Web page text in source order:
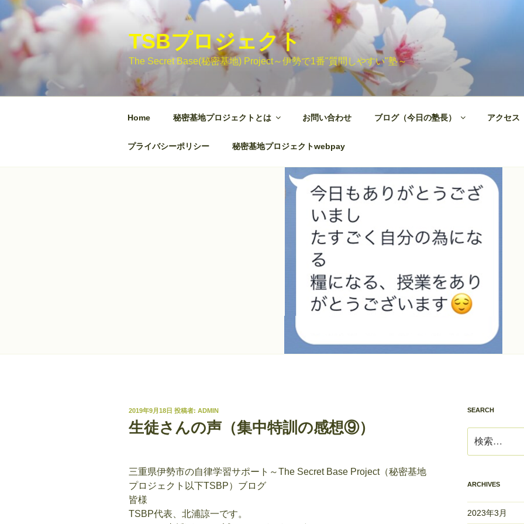
ン
テ
TSBプロジェクト
The Secret Base(秘密基地) Project～伊勢で1番"質問しやすい"塾～
Home 秘密基地プロジェクトとは お問い合わせ ブログ（今日の塾長） アクセス
プライバシーポリシー 秘密基地プロジェクトwebpay
投
稿
日:
2019年9月18日 投稿者: ADMIN
生徒さんの声（集中特訓の感想⑨）
三重県伊勢市の自律学習サポート～The Secret Base Project（秘密基地
プロジェクト以下TSBP）ブログ
皆様
TSBP代表、北浦諒一です。
SEARCH
索:
ARCHIVES
2023年3月